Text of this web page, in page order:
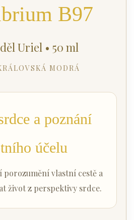
B97
Uriel • 50 ml
MODRÁ
a poznání
účelu
porozumění vlastní cestě a
život z perspektivy srdce.